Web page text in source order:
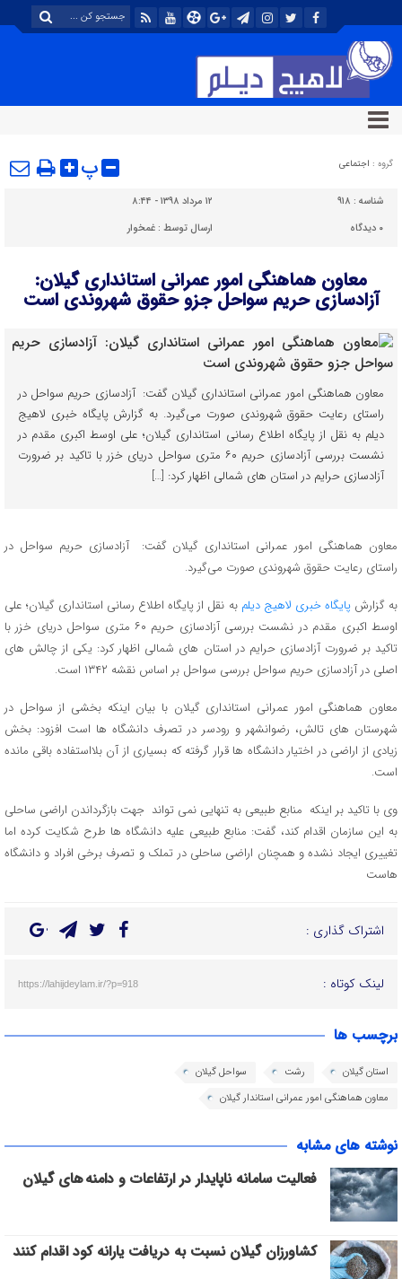
گروه : اجتماعی پ
شناسه : ۹۱۸
۱۲ مرداد ۱۳۹۸ - ۸:۴۴
۰ دیدگاه ارسال توسط :غمخوار
معاون هماهنگی امور عمرانی استانداری گیلان:
آزادسازی حریم سواحل جزو حقوق شهروندی است
معاون هماهنگی امور عمرانی استانداری گیلان گفت: آزادسازی حریم سواحل در
راستای رعایت حقوق شهروندی صورت می‌گیرد. به گزارش پایگاه خبری لاهیج
دیلم به نقل از پایگاه اطلاع رسانی استانداری گیلان؛ علی اوسط اکبری مقدم در
نشست بررسی آزادسازی حریم ۶۰ متری سواحل دریای خزر با تاکید بر ضرورت
آزادسازی حرایم در استان های شمالی اظهار کرد: […]
معاون هماهنگی امور عمرانی استانداری گیلان گفت: آزادسازی حریم سواحل در
راستای رعایت حقوق شهروندی صورت می‌گیرد.
به گزارشپایگاه خبری لاهیج دیلم به نقل از پایگاه اطلاع رسانی استانداری گیلان؛ علی
اوسط اکبری مقدم در نشست بررسی آزادسازی حریم ۶۰ متری سواحل دریای خزر با
تاکید بر ضرورت آزادسازی حرایم در استان های شمالی اظهار کرد: یکی از چالش های
اصلی در آزادسازی حریم سواحل بررسی سواحل بر اساس نقشه ۱۳۴۲ است.
معاون هماهنگی امور عمرانی استانداری گیلان با بیان اینکه بخشی از سواحل در
شهرستان های تالش، رضوانشهر و رودسر در تصرف دانشگاه ها است افزود: بخش
زیادی از اراضی در اختیار دانشگاه ها قرار گرفته که بسیاری از آن بلااستفاده باقی مانده
است.
وی با تاکید بر اینکه منابع طبیعی به تنهایی نمی تواند جهت بازگرداندن اراضی ساحلی
به این سازمان اقدام کند، گفت: منابع طبیعی علیه دانشگاه ها طرح شکایت کرده اما
تغییری ایجاد نشده و همچنان اراضی ساحلی در تملک و تصرف برخی افراد و دانشگاه
هاست
اشتراک گذاری :
لینک کوتاه : https://lahijdeylam.ir/?p=918
برچسب ها
استان گیلان رشت
سواحل گیلان
معاون هماهنگی امور عمرانی استاندار گیلان
نوشته های مشابه
فعالیت سامانه ناپایدار در ارتفاعات و دامنه های گیلان
کشاورزان گیلان نسبت به دریافت یارانه کود اقدام کنند